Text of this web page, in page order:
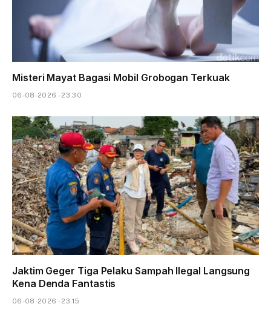
Misteri Mayat Bagasi Mobil Grobogan Terkuak
06-08-2026 - 23.30
Jaktim Geger Tiga Pelaku Sampah Ilegal Langsung
Kena Denda Fantastis
06-08-2026 - 23.15